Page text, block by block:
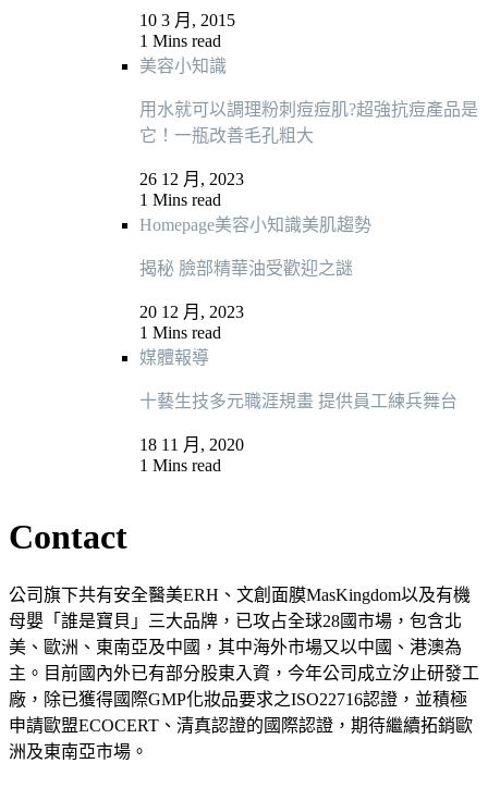
10 3 月, 2015
1 Mins read
美容小知識
用水就可以調理粉刺痘痘肌?超強抗痘產品是
它！一瓶改善毛孔粗大
26 12 月, 2023
1 Mins read
Homepage美容小知識美肌趨勢
揭秘 臉部精華油受歡迎之謎
20 12 月, 2023
1 Mins read
媒體報導
十藝生技多元職涯規畫 提供員工練兵舞台
18 11 月, 2020
1 Mins read
Contact
公司旗下共有安全醫美ERH、文創面膜MasKingdom以及有機
母嬰「誰是寶貝」三大品牌，已攻占全球28國市場，包含北
美、歐洲、東南亞及中國，其中海外市場又以中國、港澳為
主。目前國內外已有部分股東入資，今年公司成立汐止研發工
廠，除已獲得國際GMP化妝品要求之ISO22716認證，並積極
申請歐盟ECOCERT、清真認證的國際認證，期待繼續拓銷歐
洲及東南亞市場。